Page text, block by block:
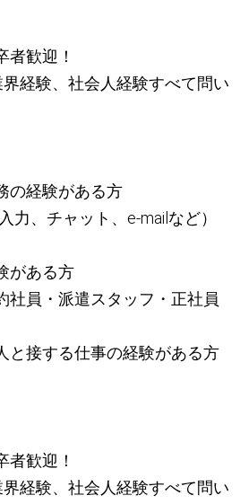
者歓迎！
経験、社会人経験すべて問い
の経験がある方
力、チャット、e-mailなど）
がある方
員・派遣スタッフ・正社員
と接する仕事の経験がある方
者歓迎！
経験、社会人経験すべて問い